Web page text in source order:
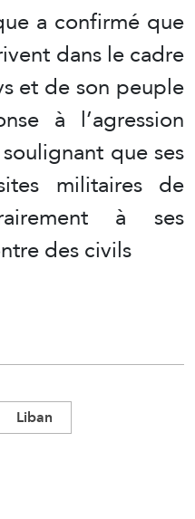
a confirmé que
dans le cadre
et de son peuple
à l’agression
que ses
militaires de
à ses
des civils
Liban